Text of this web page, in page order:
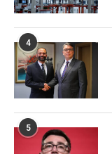
4
5